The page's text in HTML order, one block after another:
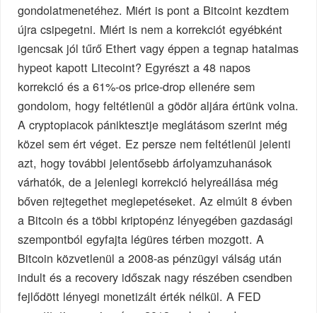
gondolatmenetéhez. Miért is pont a Bitcoint kezdtem
újra csipegetni. Miért is nem a korrekciót egyébként
igencsak jól tűrő Ethert vagy éppen a tegnap hatalmas
hypeot kapott Litecoint? Egyrészt a 48 napos
korrekció és a 61%-os price-drop ellenére sem
gondolom, hogy feltétlenül a gödör aljára értünk volna.
A cryptopiacok pániktesztje meglátásom szerint még
közel sem ért véget. Ez persze nem feltétlenül jelenti
azt, hogy további jelentősebb árfolyamzuhanások
várhatók, de a jelenlegi korrekció helyreállása még
bőven rejtegethet meglepetéseket. Az elmúlt 8 évben
a Bitcoin és a többi kriptopénz lényegében gazdasági
szempontból egyfajta légüres térben mozgott. A
Bitcoin közvetlenül a 2008-as pénzügyi válság után
indult és a recovery időszak nagy részében csendben
fejlődött lényegi monetizált érték nélkül. A FED